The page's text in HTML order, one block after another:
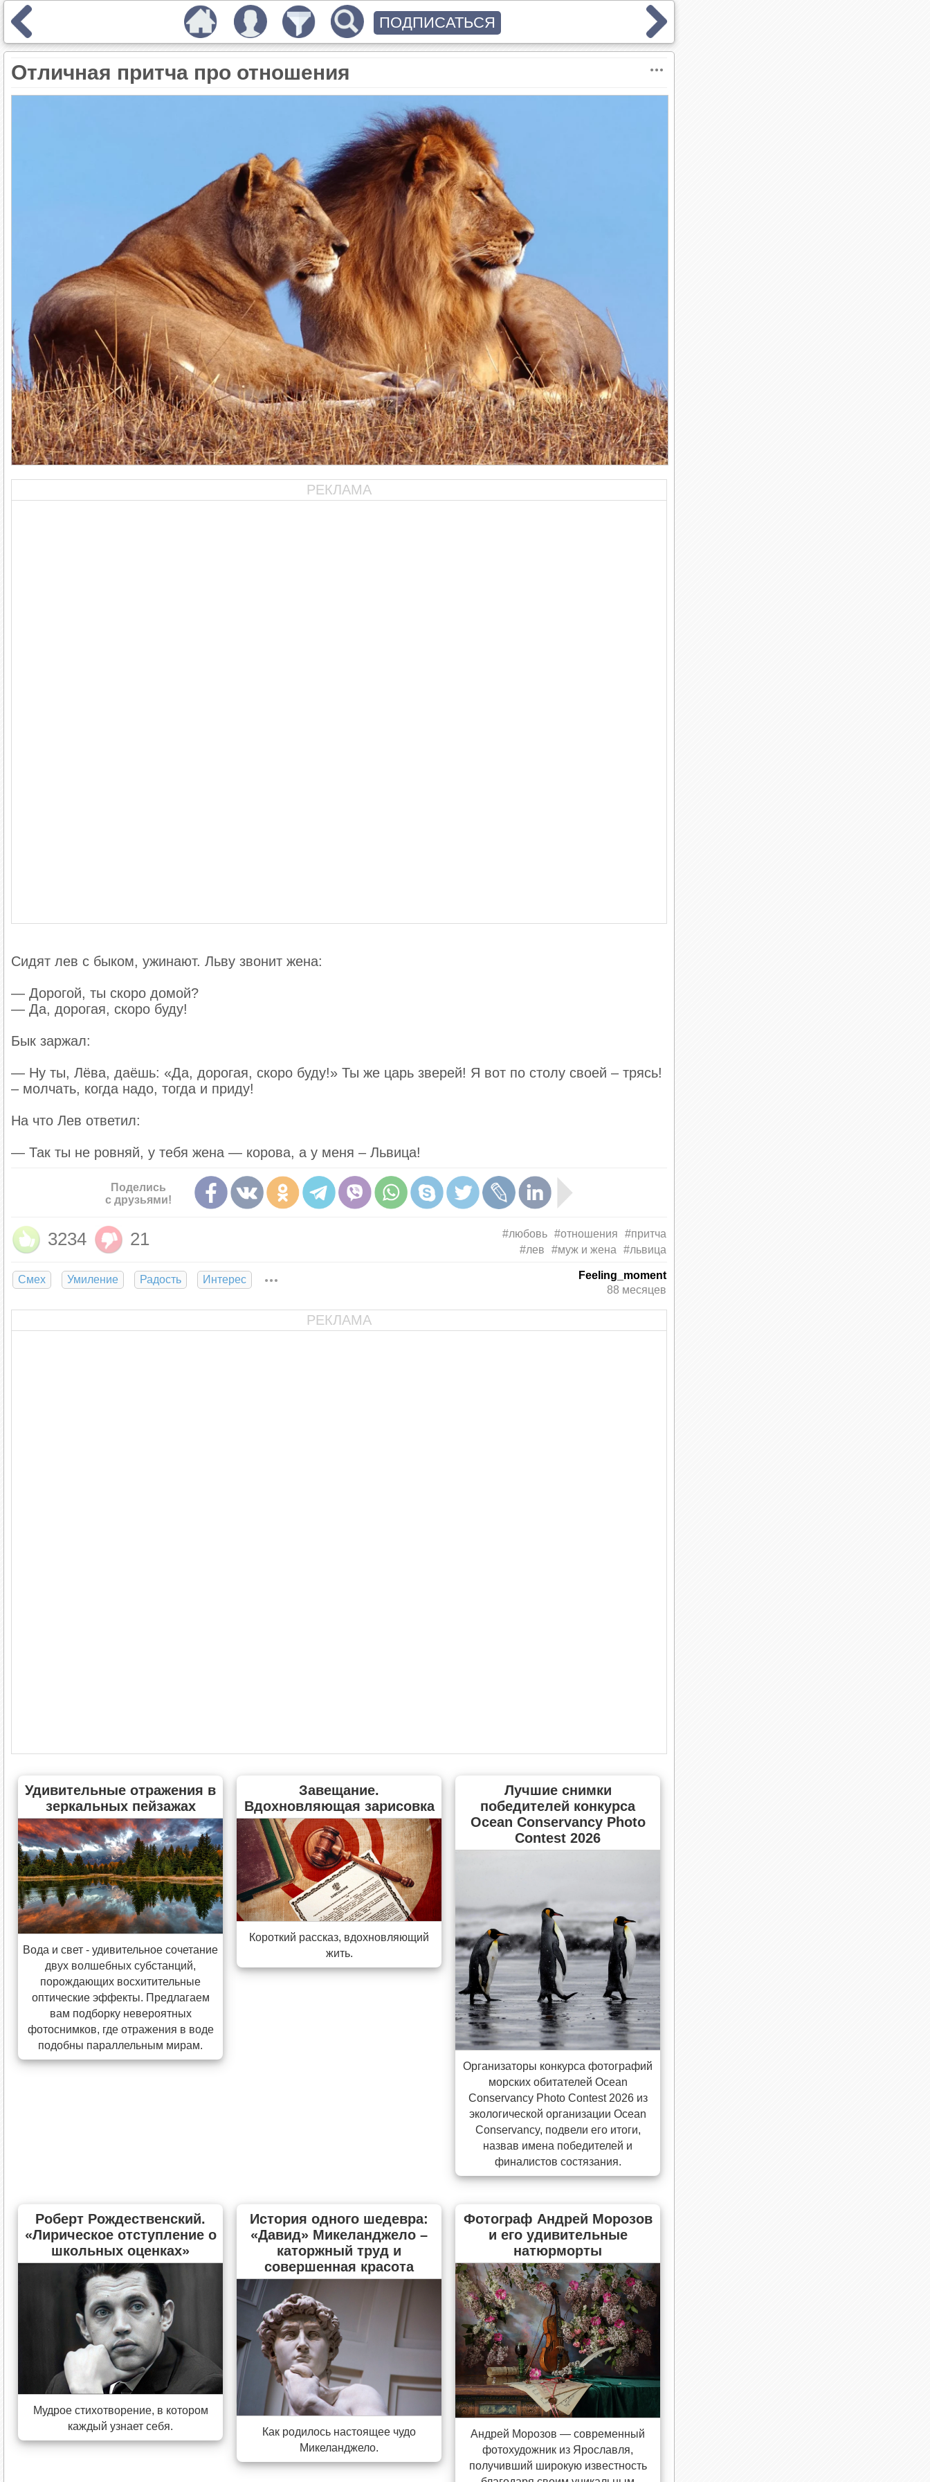
Отличная притча про отношения
РЕКЛАМА
Сидят лев с быком, ужинают. Льву звонит жена:
— Дорогой, ты скоро домой?
— Да, дорогая, скоро буду!
Бык заржал:
— Ну ты, Лёва, даёшь: «Да, дорогая, скоро буду!» Ты же царь зверей! Я вот по столу своей – трясь!
– молчать, когда надо, тогда и приду!
На что Лев ответил:
— Так ты не ровняй, у тебя жена — корова, а у меня – Львица!
Поделись
с друзьями!
3234 21 #любовь #отношения
#притча
#лев
#муж и жена #львица
Смех Умиление Радость Интерес
Feeling_moment
88 месяцев
РЕКЛАМА
Удивительные отражения в
зеркальных пейзажах
Вода и свет - удивительное сочетание
двух волшебных субстанций,
порождающих восхитительные
оптические эффекты. Предлагаем
вам подборку невероятных
фотоснимков, где отражения в воде
подобны параллельным мирам.
Завещание.
Вдохновляющая зарисовка
Короткий рассказ, вдохновляющий
жить.
Лучшие снимки
победителей конкурса
Ocean Conservancy Photo
Contest 2026
Организаторы конкурса фотографий
морских обитателей Ocean
Conservancy Photo Contest 2026 из
экологической организации Ocean
Conservancy, подвели его итоги,
назвав имена победителей и
финалистов состязания.
Роберт Рождественский.
«Лирическое отступление о
школьных оценках»
Мудрое стихотворение, в котором
каждый узнает себя.
История одного шедевра:
«Давид» Микеланджело –
каторжный труд и
совершенная красота
Как родилось настоящее чудо
Микеланджело.
Фотограф Андрей Морозов
и его удивительные
натюрморты
Андрей Морозов — современный
фотохудожник из Ярославля,
получивший широкую известность
ПОДПИСАТЬСЯ